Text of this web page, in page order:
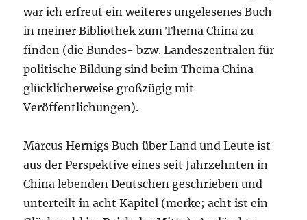
war ich erfreut ein weiteres ungelesenes Buch
in meiner Bibliothek zum Thema China zu
finden (die Bundes- bzw. Landeszentralen für
politische Bildung sind beim Thema China
glücklicherweise großzügig mit
Veröffentlichungen).
Marcus Hernigs Buch über Land und Leute ist
aus der Perspektive eines seit Jahrzehnten in
China lebenden Deutschen geschrieben und
unterteilt in acht Kapitel (merke; acht ist ein